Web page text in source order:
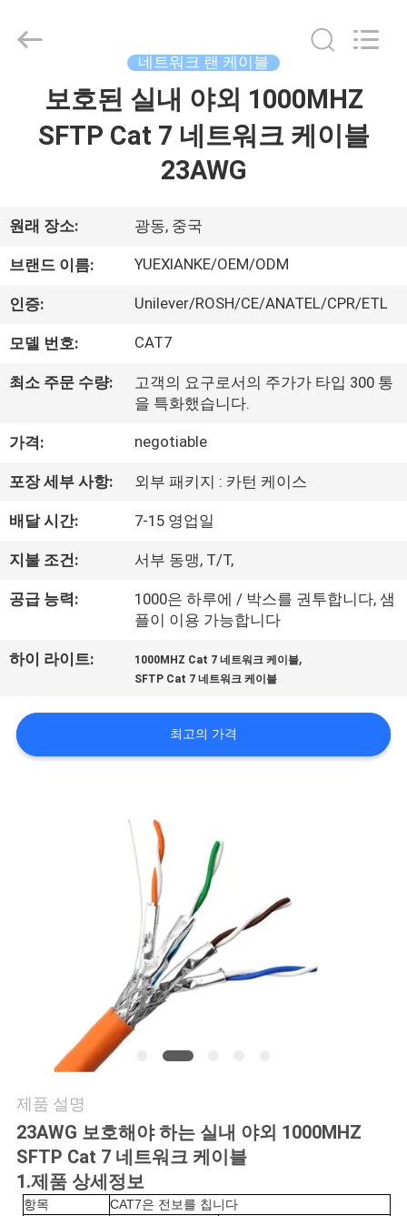
동
영
상
우
리
에
대
하
공
여
행
세
요
뉴
2026
Guangdong
Reserved.
네트워크 랜 케이블
보호된 실내 야외 1000MHZ
SFTP Cat 7 네트워크 케이블
23AWG
원래 장소: 광동, 중국
브랜드 이름: YUEXIANKE/OEM/ODM
인증: Unilever/ROSH/CE/ANATEL/CPR/ETL
모델 번호: CAT7
최소 주문 수량:
고객의 요구로서의 주가가 타입 300 통
을 특화했습니다.
가격: negotiable
포장 세부 사항: 외부 패키지 : 카턴 케이스
배달 시간: 7-15 영업일
지불 조건: 서부 동맹, T/T,
공급 능력:
1000은 하루에 / 박스를 권투합니다, 샘
플이 이용 가능합니다
하이 라이트: 1000MHZ Cat 7 네트워크 케이블,
SFTP Cat 7 네트워크 케이블
최고의 가격
제품 설명
23AWG 보호해야 하는 실내 야외 1000MHZ
SFTP Cat 7 네트워크 케이블
1.제품 상세정보
항목
CAT7은 전보를 칩니다